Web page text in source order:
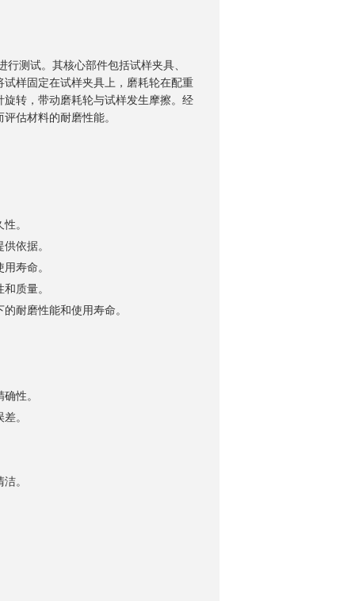
测试。其核心部件包括试样夹具、
样固定在试样夹具上，磨耗轮在配重
转，带动磨耗轮与试样发生摩擦。经
估材料的耐磨性能。
。
依据。
寿命。
质量。
耐磨性能和使用寿命。
性。
。
。